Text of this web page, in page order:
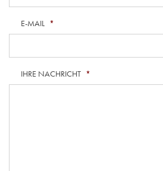
E-MAIL *
IHRE NACHRICHT *